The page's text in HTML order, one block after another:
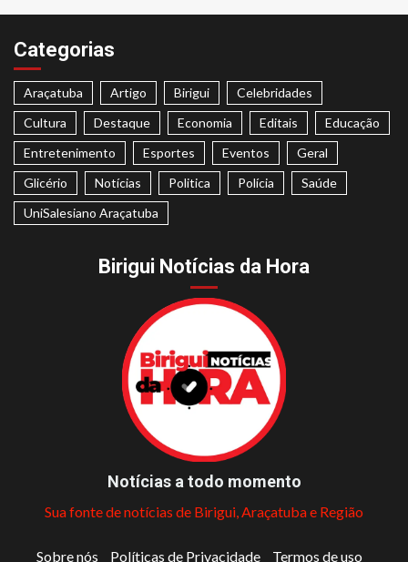
Categorias
Araçatuba Artigo Birigui
Celebridades
Cultura
Destaque Economia Editais
Educação
Entretenimento
Esportes Eventos
Geral
Glicério
Notícias Politica Polícia
Saúde
UniSalesiano Araçatuba
Birigui Notícias da Hora
Notícias a todo momento
Sua fonte de notícias de Birigui, Araçatuba e Região
Sobre nós Políticas de Privacidade Termos de uso